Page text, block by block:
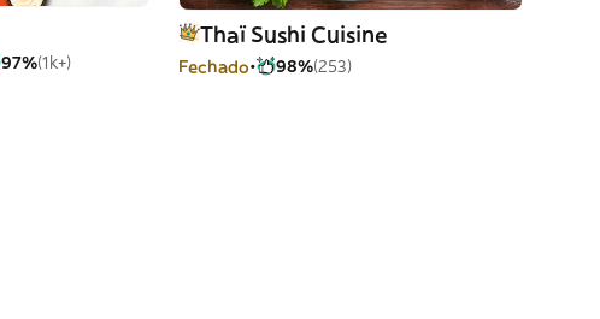
97%(1k+)
Thaï Sushi Cuisine
Fechado 98%(253)